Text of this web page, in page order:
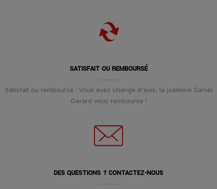
SATISFAIT OU REMBOURSÉ
Satisfait ou remboursé : Vous avez changé d'avis, la joaillerie Daniel
Gerard vous rembourse !
DES QUESTIONS ? CONTACTEZ-NOUS